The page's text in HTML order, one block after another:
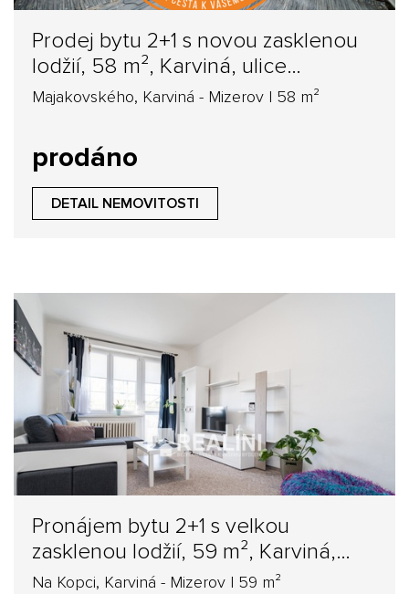
Prodej bytu 2+1 s novou zasklenou
lodžií, 58 m², Karviná, ulice
Majakovského
Majakovského, Karviná - Mizerov | 58 m²
prodáno
DETAIL NEMOVITOSTI
Pronájem bytu 2+1 s velkou
zasklenou lodžií, 59 m², Karviná,
ulice Na Kopci
Na Kopci, Karviná - Mizerov | 59 m²